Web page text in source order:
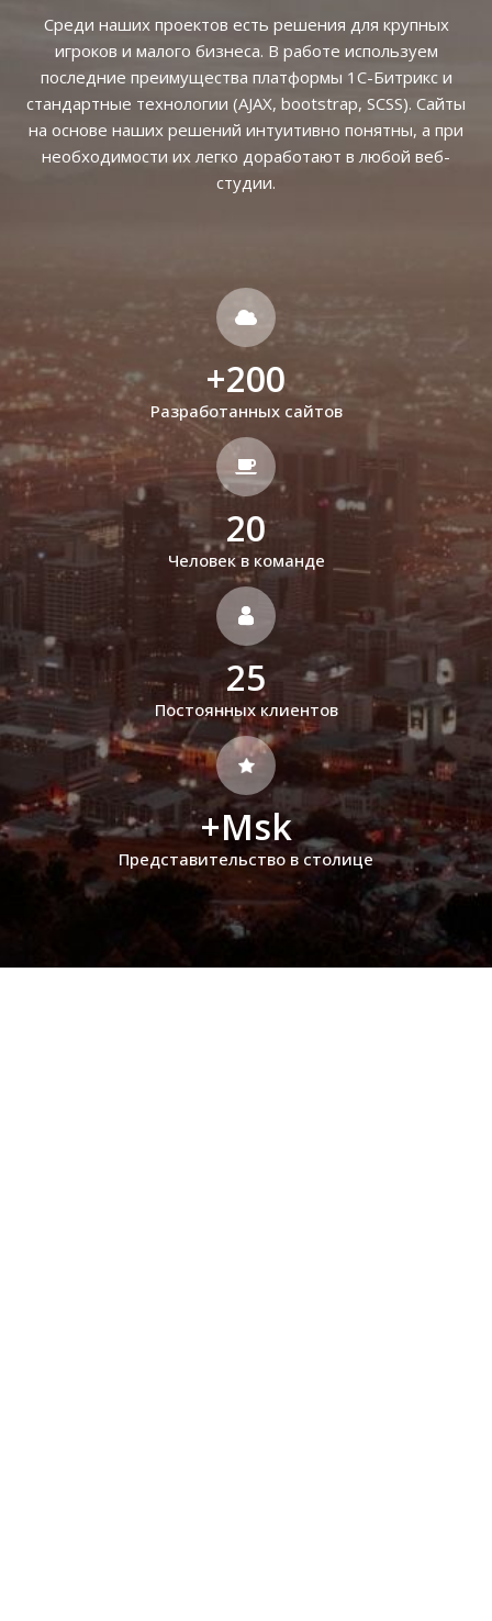
Среди наших проектов есть решения для крупных
игроков и малого бизнеса. В работе используем
последние преимущества платформы 1С-Битрикс и
стандартные технологии (AJAX, bootstrap, SCSS). Сайты
на основе наших решений интуитивно понятны, а при
необходимости их легко доработают в любой веб-
студии.
+200
Разработанных сайтов
20
Человек в команде
25
Постоянных клиентов
+Msk
Представительство в столице